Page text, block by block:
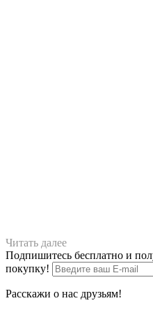
Читать далее
Подпишитесь бесплатно и
покупку!
Расскажи о нас друзьям!